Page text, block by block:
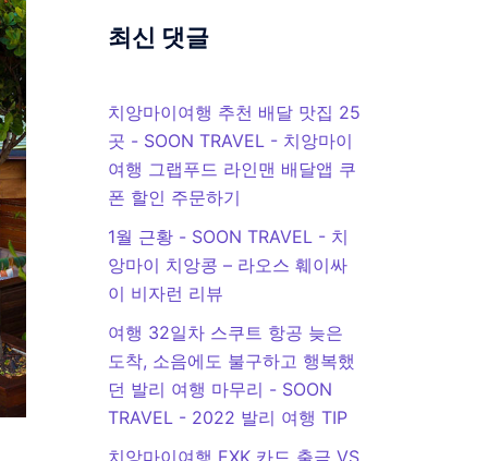
최신 댓글
치앙마이여행 추천 배달 맛집 25
곳 - SOON TRAVEL- 치앙마이
여행 그랩푸드 라인맨 배달앱 쿠
폰 할인 주문하기
1월 근황 - SOON TRAVEL- 치
앙마이 치앙콩 – 라오스 훼이싸
이 비자런 리뷰
여행 32일차 스쿠트 항공 늦은
도착, 소음에도 불구하고 행복했
던 발리 여행 마무리 - SOON
TRAVEL- 2022 발리 여행 TIP
치앙마이여행 EXK 카드 출금 VS